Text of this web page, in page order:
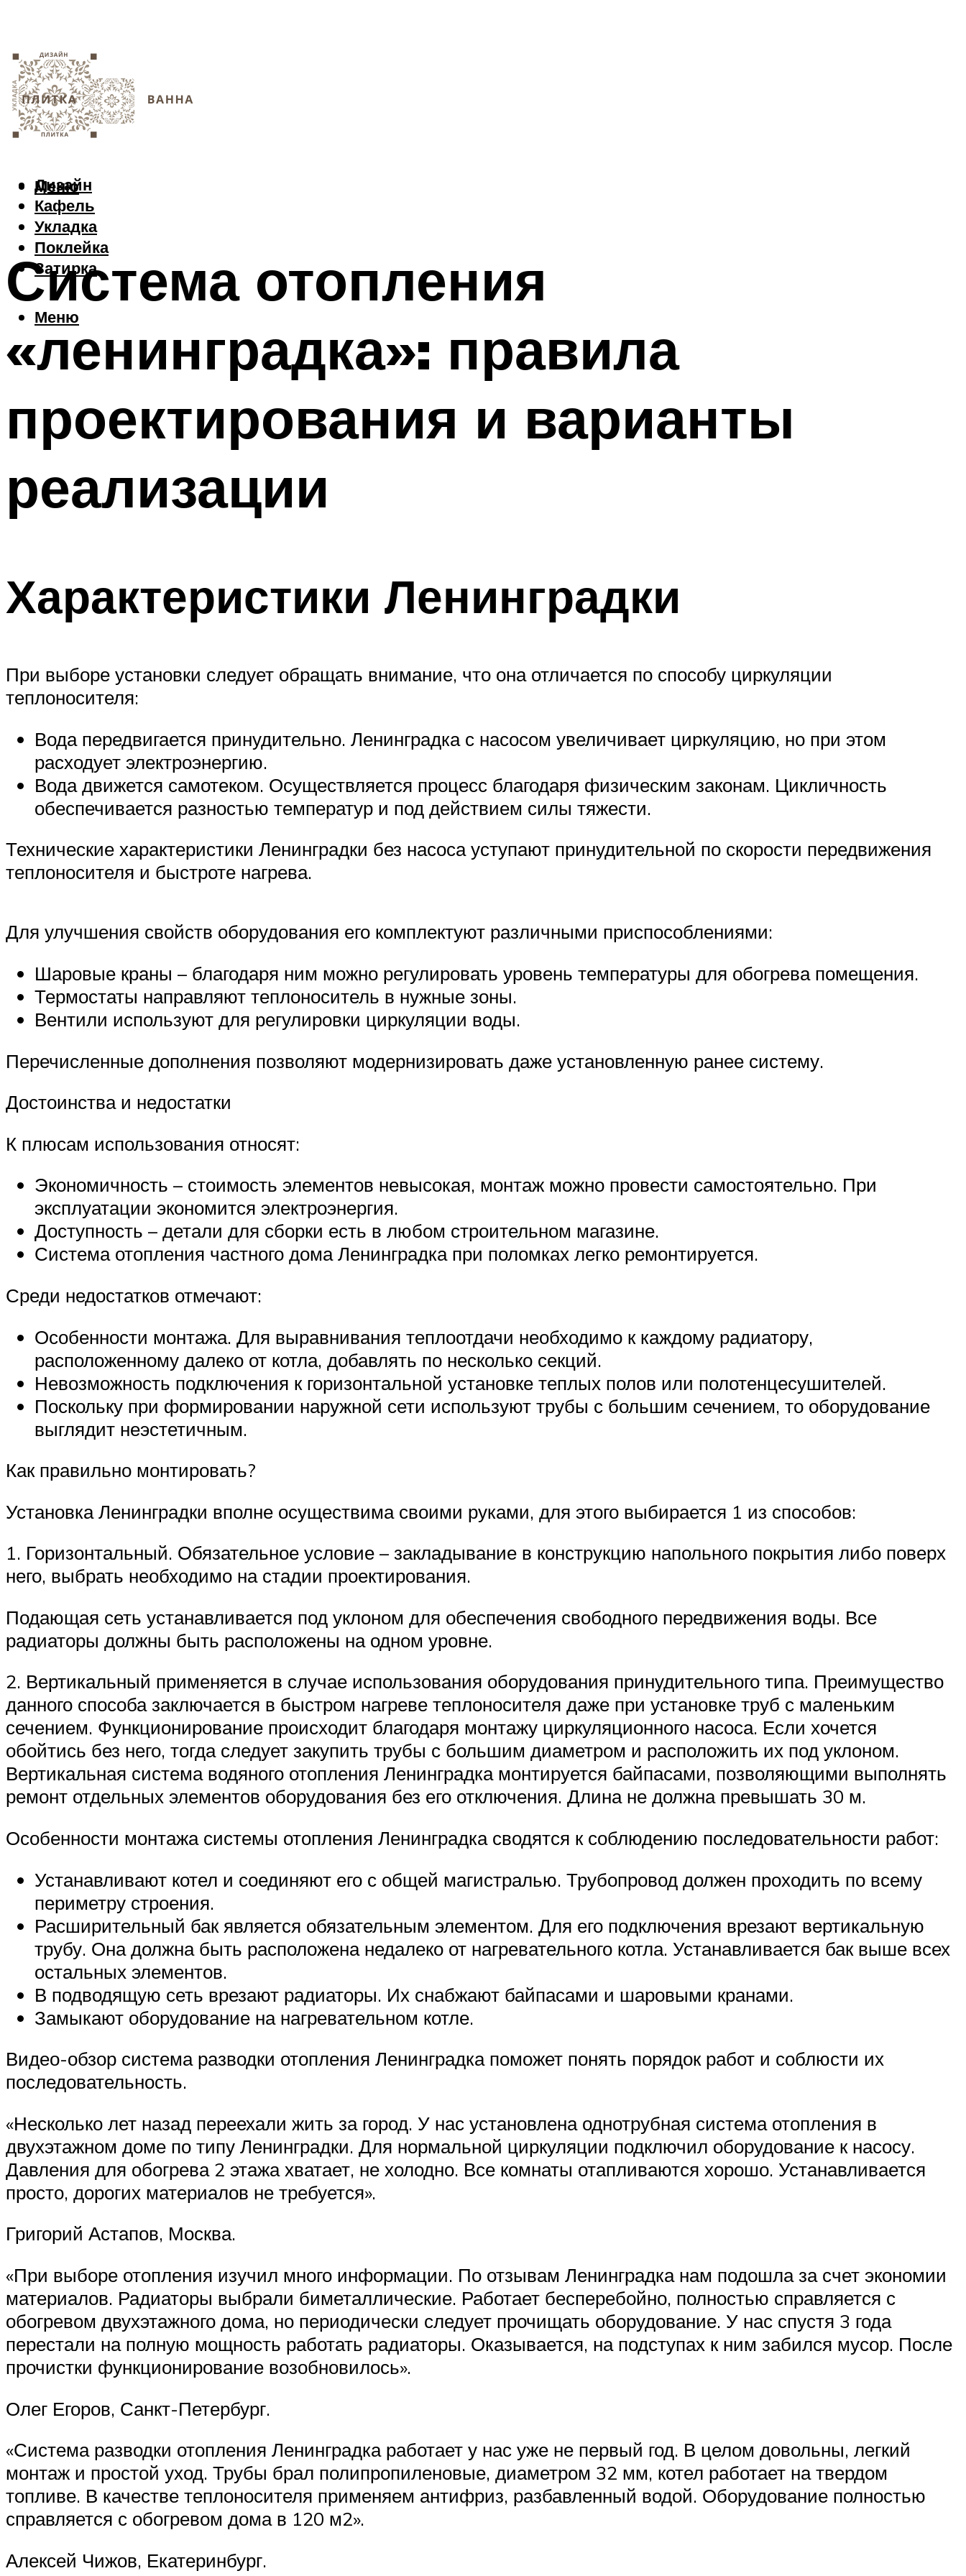
Дизайн
Кафель
Укладка
Поклейка
Затирка
Меню
Меню
Система отопления
«ленинградка»: правила
проектирования и варианты
реализации
Характеристики Ленинградки
При выборе установки следует обращать внимание, что она отличается по способу циркуляции
теплоносителя:
Вода передвигается принудительно. Ленинградка с насосом увеличивает циркуляцию, но при этом
расходует электроэнергию.
Вода движется самотеком. Осуществляется процесс благодаря физическим законам. Цикличность
обеспечивается разностью температур и под действием силы тяжести.
Технические характеристики Ленинградки без насоса уступают принудительной по скорости передвижения
теплоносителя и быстроте нагрева.
Для улучшения свойств оборудования его комплектуют различными приспособлениями:
Шаровые краны – благодаря ним можно регулировать уровень температуры для обогрева помещения.
Термостаты направляют теплоноситель в нужные зоны.
Вентили используют для регулировки циркуляции воды.
Перечисленные дополнения позволяют модернизировать даже установленную ранее систему.
Достоинства и недостатки
К плюсам использования относят:
Экономичность – стоимость элементов невысокая, монтаж можно провести самостоятельно. При
эксплуатации экономится электроэнергия.
Доступность – детали для сборки есть в любом строительном магазине.
Система отопления частного дома Ленинградка при поломках легко ремонтируется.
Среди недостатков отмечают:
Особенности монтажа. Для выравнивания теплоотдачи необходимо к каждому радиатору,
расположенному далеко от котла, добавлять по несколько секций.
Невозможность подключения к горизонтальной установке теплых полов или полотенцесушителей.
Поскольку при формировании наружной сети используют трубы с большим сечением, то оборудование
выглядит неэстетичным.
Как правильно монтировать?
Установка Ленинградки вполне осуществима своими руками, для этого выбирается 1 из способов:
1. Горизонтальный. Обязательное условие – закладывание в конструкцию напольного покрытия либо поверх
него, выбрать необходимо на стадии проектирования.
Подающая сеть устанавливается под уклоном для обеспечения свободного передвижения воды. Все
радиаторы должны быть расположены на одном уровне.
2. Вертикальный применяется в случае использования оборудования принудительного типа. Преимущество
данного способа заключается в быстром нагреве теплоносителя даже при установке труб с маленьким
сечением. Функционирование происходит благодаря монтажу циркуляционного насоса. Если хочется
обойтись без него, тогда следует закупить трубы с большим диаметром и расположить их под уклоном.
Вертикальная система водяного отопления Ленинградка монтируется байпасами, позволяющими выполнять
ремонт отдельных элементов оборудования без его отключения. Длина не должна превышать 30 м.
Особенности монтажа системы отопления Ленинградка сводятся к соблюдению последовательности работ:
Устанавливают котел и соединяют его с общей магистралью. Трубопровод должен проходить по всему
периметру строения.
Расширительный бак является обязательным элементом. Для его подключения врезают вертикальную
трубу. Она должна быть расположена недалеко от нагревательного котла. Устанавливается бак выше всех
остальных элементов.
В подводящую сеть врезают радиаторы. Их снабжают байпасами и шаровыми кранами.
Замыкают оборудование на нагревательном котле.
Видео-обзор система разводки отопления Ленинградка поможет понять порядок работ и соблюсти их
последовательность.
«Несколько лет назад переехали жить за город. У нас установлена однотрубная система отопления в
двухэтажном доме по типу Ленинградки. Для нормальной циркуляции подключил оборудование к насосу.
Давления для обогрева 2 этажа хватает, не холодно. Все комнаты отапливаются хорошо. Устанавливается
просто, дорогих материалов не требуется».
Григорий Астапов, Москва.
«При выборе отопления изучил много информации. По отзывам Ленинградка нам подошла за счет экономии
материалов. Радиаторы выбрали биметаллические. Работает бесперебойно, полностью справляется с
обогревом двухэтажного дома, но периодически следует прочищать оборудование. У нас спустя 3 года
перестали на полную мощность работать радиаторы. Оказывается, на подступах к ним забился мусор. После
прочистки функционирование возобновилось».
Олег Егоров, Санкт-Петербург.
«Система разводки отопления Ленинградка работает у нас уже не первый год. В целом довольны, легкий
монтаж и простой уход. Трубы брал полипропиленовые, диаметром 32 мм, котел работает на твердом
топливе. В качестве теплоносителя применяем антифриз, разбавленный водой. Оборудование полностью
справляется с обогревом дома в 120 м2».
Алексей Чижов, Екатеринбург.